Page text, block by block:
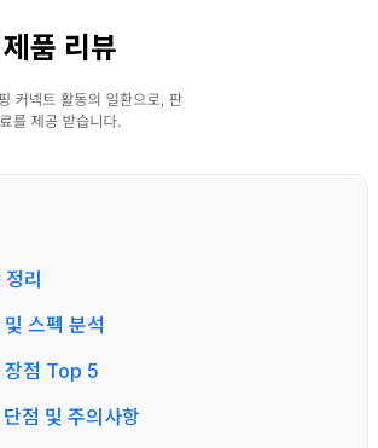
품 리뷰
정리
스펙 분석
장점 Top 5
점 및 주의사항